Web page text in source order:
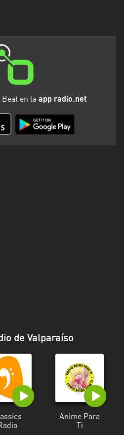
en la app radio.net
de Valparaíso
Anime Para
Ti